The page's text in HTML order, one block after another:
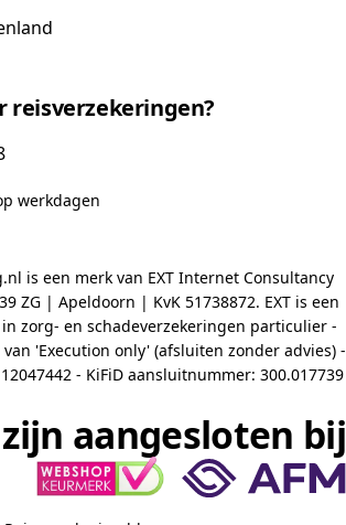
reisverzekeringen?
werkdagen
is een merk van EXT Internet Consultancy
ZG | Apeldoorn | KvK 51738872. EXT is een
zorg- en schadeverzekeringen particulier -
'Execution only' (afsluiten zonder advies) -
- KiFiD aansluitnummer: 300.017739
aangesloten bij